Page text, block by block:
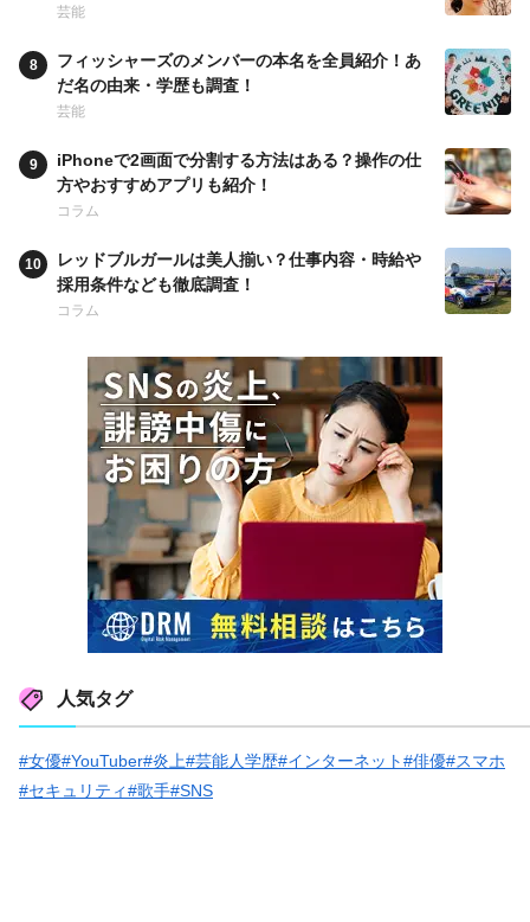
芸能
フィッシャーズのメンバーの本名を全員紹介！あ
だ名の由来・学歴も調査！
芸能
iPhoneで2画面で分割する方法はある？操作の仕
方やおすすめアプリも紹介！
コラム
レッドブルガールは美人揃い？仕事内容・時給や
採用条件なども徹底調査！
コラム
人気タグ
#女優#YouTuber#炎上#芸能人学歴#インターネット#俳優#スマホ
#セキュリティ#歌手#SNS